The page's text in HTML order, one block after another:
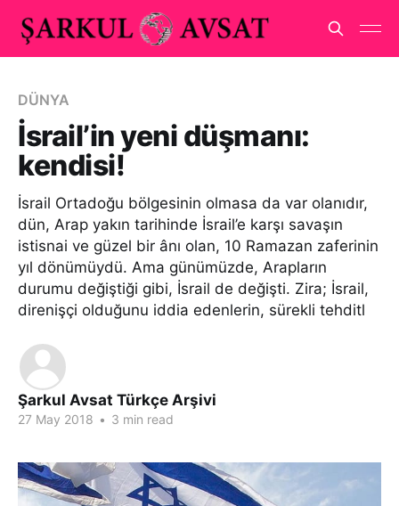
DÜNYA
İsrail’in yeni düşmanı:
kendisi!
İsrail Ortadoğu bölgesinin olmasa da var olanıdır,
dün, Arap yakın tarihinde İsrail’e karşı savaşın
istisnai ve güzel bir ânı olan, 10 Ramazan zaferinin
yıl dönümüydü. Ama günümüzde, Arapların
durumu değiştiği gibi, İsrail de değişti. Zira; İsrail,
direnişçi olduğunu iddia edenlerin, sürekli tehditl
Şarkul Avsat Türkçe Arşivi
27 May 2018 • 3 min read